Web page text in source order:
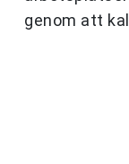
genom att